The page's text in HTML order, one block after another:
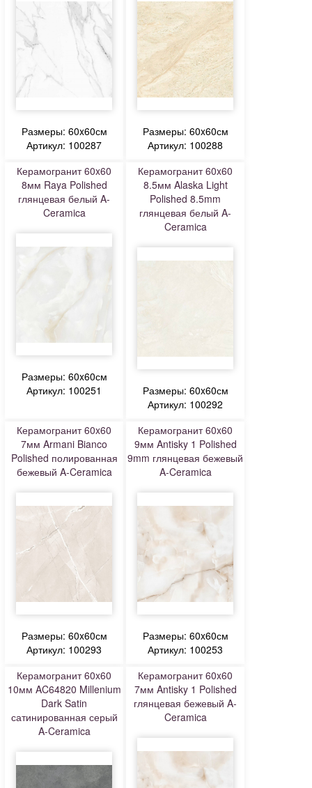
Размеры: 60x60см
Артикул: 100287
Размеры: 60x60см
Артикул: 100288
Керамогранит 60x60
8мм Raya Polished
глянцевая белый A-
Ceramica
Размеры: 60x60см
Артикул: 100251
Керамогранит 60x60
8.5мм Alaska Light
Polished 8.5mm
глянцевая белый A-
Ceramica
Размеры: 60x60см
Артикул: 100292
Керамогранит 60x60
7мм Armani Bianco
Polished полированная
бежевый A-Ceramica
Размеры: 60x60см
Артикул: 100293
Керамогранит 60x60
9мм Antisky 1 Polished
9mm глянцевая бежевый
A-Ceramica
Размеры: 60x60см
Артикул: 100253
Керамогранит 60x60
10мм AC64820 Millenium
Dark Satin
сатинированная серый
A-Ceramica
Керамогранит 60x60
7мм Antisky 1 Polished
глянцевая бежевый A-
Ceramica